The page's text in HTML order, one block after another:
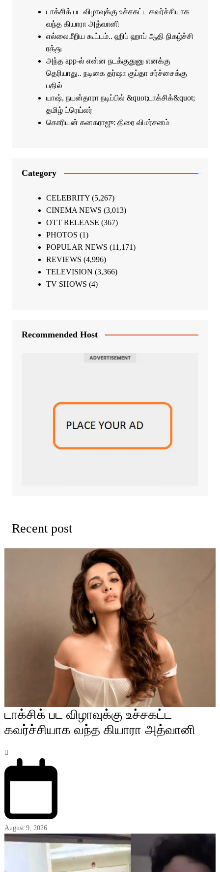
டாக்சிக் பட விழாவுக்கு உச்சகட்ட கவர்ச்சியாக
வந்த கியாரா அத்வானி
எல்லைமீறிய கூட்டம்.. ஹிப் ஹாப் ஆதி நிகழ்ச்சி
ரத்து
அந்த app-ல் என்ன நடக்குதுனு எனக்கு
தெரியாது.. நடிகை தர்ஷா குப்தா சர்ச்சைக்கு
பதில்
யாஷ், நயன்தாரா நடிப்பில் &quot;டாக்சிக்&quot;
தமிழ் ட்ரெய்லர்
கொரியன் கனகராஜு: திரை விமர்சனம்
Category
CELEBRITY(5,267)
CINEMA NEWS (3,013)
OTT RELEASE (367)
PHOTOS (1)
POPULAR NEWS (11,171)
REVIEWS (4,996)
TELEVISION (3,366)
TV SHOWS (4)
Recommended Host
Recent post
டாக்சிக் பட விழாவுக்கு உச்சகட்ட
கவர்ச்சியாக வந்த கியாரா அத்வானி
August 9, 2026